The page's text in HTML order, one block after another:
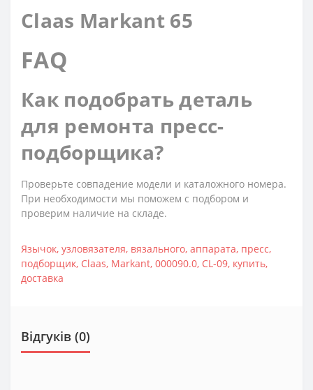
Claas Markant 65
FAQ
Как подобрать деталь
для ремонта пресс-
подборщика?
Проверьте совпадение модели и каталожного номера.
При необходимости мы поможем с подбором и
проверим наличие на складе.
Язычок, узловязателя, вязального, аппарата, пресс,
подборщик, Claas, Markant, 000090.0, CL-09, купить,
доставка
Відгуків (0)